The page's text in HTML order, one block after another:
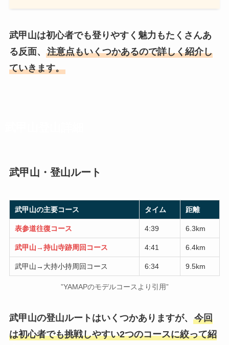
武甲山は初心者でも登りやすく魅力もたくさんあ
る反面、 注意点もいくつかあるので詳しく紹介し
ていきます。
武甲山・登山ルート
武甲山の主要コース タイム 距離
表参道往復コース 4:39 6.3km
武甲山→持山寺跡周回コース 4:41 6.4km
武甲山→大持小持周回コース 6:34 9.5km
”YAMAPのモデルコースより引用”
武甲山の登山ルートはいくつかありますが、 今回
は初心者でも挑戦しやすい2つのコースに絞って紹